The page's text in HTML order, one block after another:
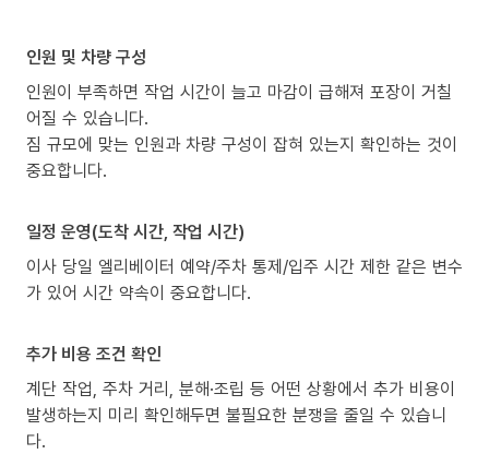
인원 및 차량 구성
인원이 부족하면 작업 시간이 늘고 마감이 급해져 포장이 거칠
어질 수 있습니다.
짐 규모에 맞는 인원과 차량 구성이 잡혀 있는지 확인하는 것이
중요합니다.
일정 운영(도착 시간, 작업 시간)
이사 당일 엘리베이터 예약/주차 통제/입주 시간 제한 같은 변수
가 있어 시간 약속이 중요합니다.
추가 비용 조건 확인
계단 작업, 주차 거리, 분해·조립 등 어떤 상황에서 추가 비용이
발생하는지 미리 확인해두면 불필요한 분쟁을 줄일 수 있습니
다.